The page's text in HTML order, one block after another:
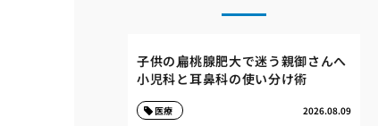
子供の扁桃腺肥大で迷う親御さんへ
小児科と耳鼻科の使い分け術
2026.08.09
医療